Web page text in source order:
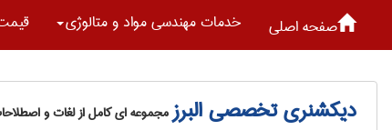
صفحه اصلی خدمات مهندسی مواد و متالوژی
دیکشنری تخصصی البرزمجموعه ای کامل از لغات و